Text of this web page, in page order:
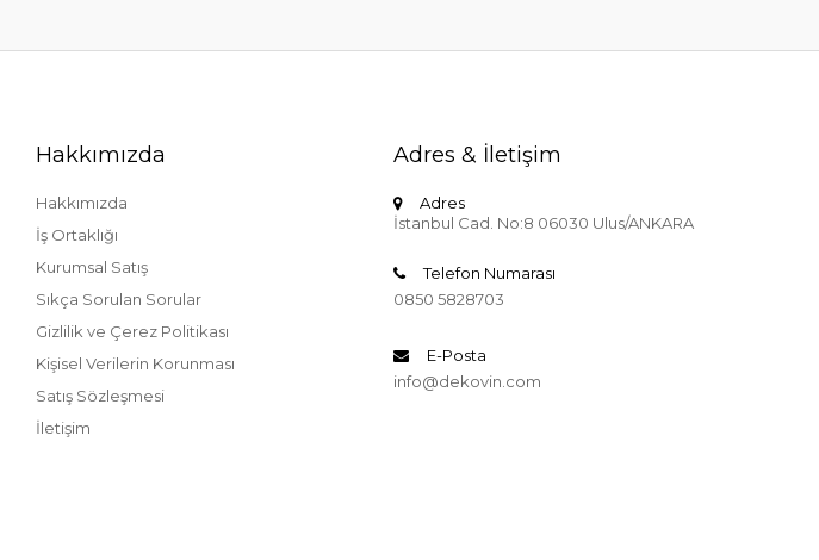
Hakkımızda
Hakkımızda
İş Ortaklığı
Kurumsal Satış
Sıkça Sorulan Sorular
Gizlilik ve Çerez Politikası
Kişisel Verilerin Korunması
Satış Sözleşmesi
İletişim
Adres & İletişim
Adres
İstanbul Cad. No:8 06030 Ulus/ANKARA
Telefon Numarası
0850 5828703
E-Posta
info@dekovin.com